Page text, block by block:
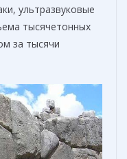
ультразвуковые
тысячетонных
за тысячи